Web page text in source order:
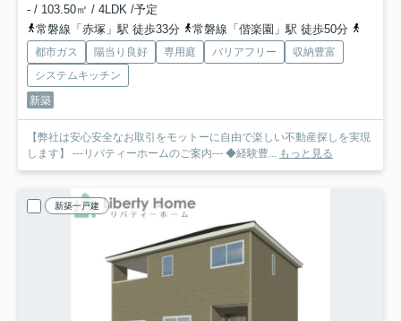
- / 103.50㎡ / 4LDK /予定
常磐線「赤塚」駅 徒歩33分
常磐線「偕楽園」駅 徒歩50分
都市ガス 陽当り良好 専用庭 バリアフリー
収納豊富
システムキッチン
新築
【弊社は安心安全なお取引をモットーに自由で楽しい不動産探しを実現
します】 ---リバティーホームのご案内--- ◆経験豊...
もっと見る
新築一戸建